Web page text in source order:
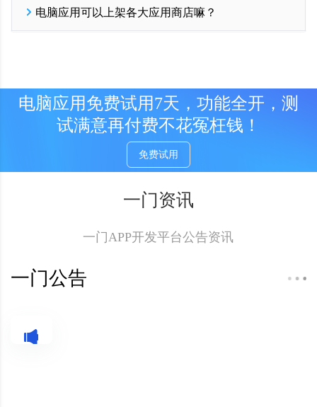
的。
开发EXE从一门开始！免费试用
2. 在一键云端电脑应用的同时，您可以勾选生成linux系统格式的软
甲你，比如deb格式和rpm格式，是可以直接在linux系统上直接安装
电脑应用可以上架各大应用商店嘛？
开发EXE从一门开始！免费试用
电脑应用免费试用7天，功能全开，测
试满意再付费不花冤枉钱！
免费试用
一门资讯
一门APP开发平台公告资讯
一门公告